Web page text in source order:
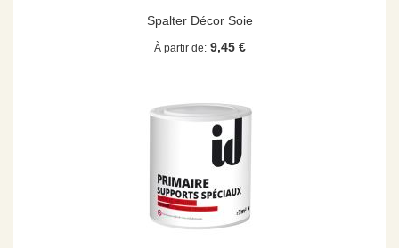
Spalter Décor Soie
À partir de 9,45 €